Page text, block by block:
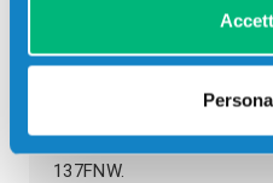
stampe uniformi e
Questo toner è
Laser 107R, 107W,
137FNW.